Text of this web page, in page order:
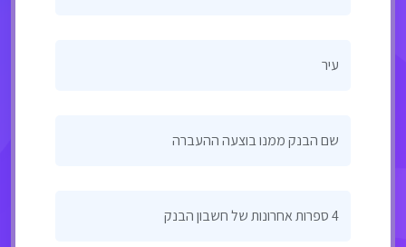
עיר
שם הבנק ממנו בוצעה ההעברה
4 ספרות אחרונות של חשבון הבנק